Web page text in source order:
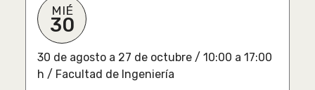
MIÉ
30
30 de agosto a 27 de octubre / 10:00 a 17:00
h / Facultad de Ingeniería